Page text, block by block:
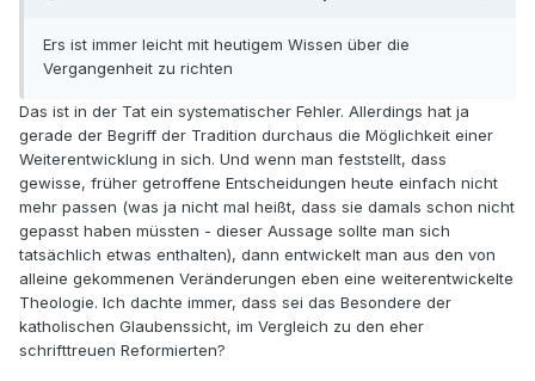
Ers ist immer leicht mit heutigem Wissen über die
Vergangenheit zu richten
Das ist in der Tat ein systematischer Fehler. Allerdings hat ja
gerade der Begriff der Tradition durchaus die Möglichkeit einer
Weiterentwicklung in sich. Und wenn man feststellt, dass
gewisse, früher getroffene Entscheidungen heute einfach nicht
mehr passen (was ja nicht mal heißt, dass sie damals schon nicht
gepasst haben müssten - dieser Aussage sollte man sich
tatsächlich etwas enthalten), dann entwickelt man aus den von
alleine gekommenen Veränderungen eben eine weiterentwickelte
Theologie. Ich dachte immer, dass sei das Besondere der
katholischen Glaubenssicht, im Vergleich zu den eher
schrifttreuen Reformierten?